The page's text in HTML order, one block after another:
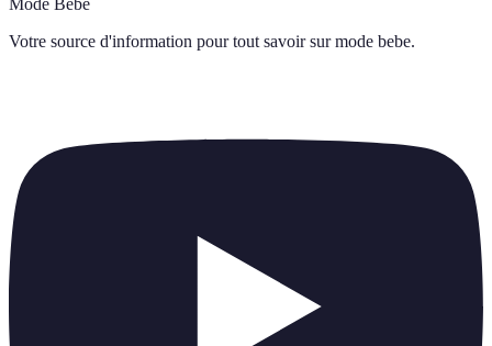
Mode Bébé
Votre source d'information pour tout savoir sur mode bebe.